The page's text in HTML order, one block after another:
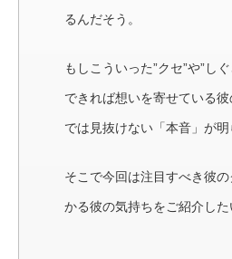
るんだそう。
もしこういった”クセ”や”し
できれば想いを寄せている
では見抜けない「本音」が明
そこで今回は注目すべき彼
かる彼の気持ちをご紹介した